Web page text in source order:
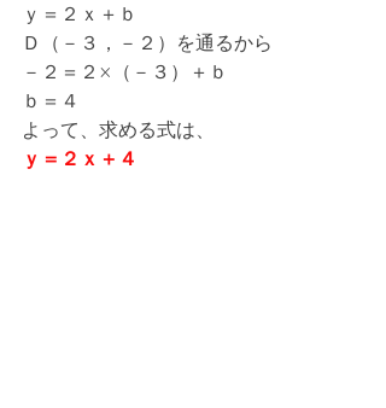
ｙ＝２ｘ＋ｂ
Ｄ（－３，－２）を通るから
－２＝２×（－３）＋ｂ
ｂ＝４
よって、求める式は、
ｙ＝２ｘ＋４